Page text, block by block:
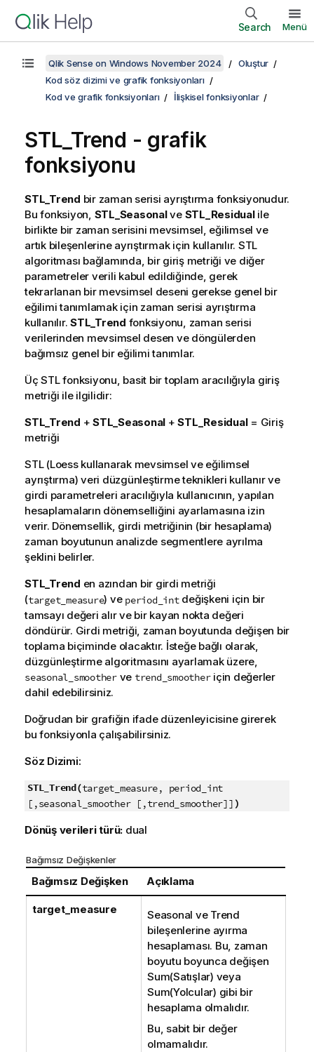
Search Menü
Qlik Sense on Windows November 2024
Oluştur
Kod söz dizimi ve grafik fonksiyonları
Kod ve grafik fonksiyonları
İlişkisel fonksiyonlar
STL_Trend - grafik
fonksiyonu
STL_Trend bir zaman serisi ayrıştırma fonksiyonudur.
Bu fonksiyon, STL_Seasonalve STL_Residualile
birlikte bir zaman serisini mevsimsel, eğilimsel ve
artık bileşenlerine ayrıştırmak için kullanılır. STL
algoritması bağlamında, bir giriş metriği ve diğer
parametreler verili kabul edildiğinde, gerek
tekrarlanan bir mevsimsel deseni gerekse genel bir
eğilimi tanımlamak için zaman serisi ayrıştırma
kullanılır. STL_Trend fonksiyonu, zaman serisi
verilerinden mevsimsel desen ve döngülerden
bağımsız genel bir eğilimi tanımlar.
Üç STL fonksiyonu, basit bir toplam aracılığıyla giriş
metriği ile ilgilidir:
STL_Trend + STL_Seasonal +STL_Residual= Giriş
metriği
STL (Loess kullanarak mevsimsel ve eğilimsel
ayrıştırma) veri düzgünleştirme teknikleri kullanır ve
girdi parametreleri aracılığıyla kullanıcının, yapılan
hesaplamaların dönemselliğini ayarlamasına izin
verir. Dönemsellik, girdi metriğinin (bir hesaplama)
zaman boyutunun analizde segmentlere ayrılma
şeklini belirler.
STL_Trend en azından bir girdi metriği
(target_measure) ve period_intdeğişkeni için bir
tamsayı değeri alır ve bir kayan nokta değeri
döndürür. Girdi metriği, zaman boyutunda değişen bir
toplama biçiminde olacaktır. İsteğe bağlı olarak,
düzgünleştirme algoritmasını ayarlamak üzere,
seasonal_smootherve trend_smootheriçin değerler
dahil edebilirsiniz.
Doğrudan bir grafiğin ifade düzenleyicisine girerek
bu fonksiyonla çalışabilirsiniz.
Söz Dizimi:
STL_Trend(target_measure, period_int
[,seasonal_smoother [,trend_smoother]] )
Dönüş verileri türü: dual
Bağımsız Değişkenler
Bağımsız Değişken Açıklama
target_measure
Seasonal ve Trend
bileşenlerine ayırma
hesaplaması. Bu, zaman
boyutu boyunca değişen
Sum(Satışlar) veya
Sum(Yolcular) gibi bir
hesaplama olmalıdır.
Bu, sabit bir değer
olmamalıdır.